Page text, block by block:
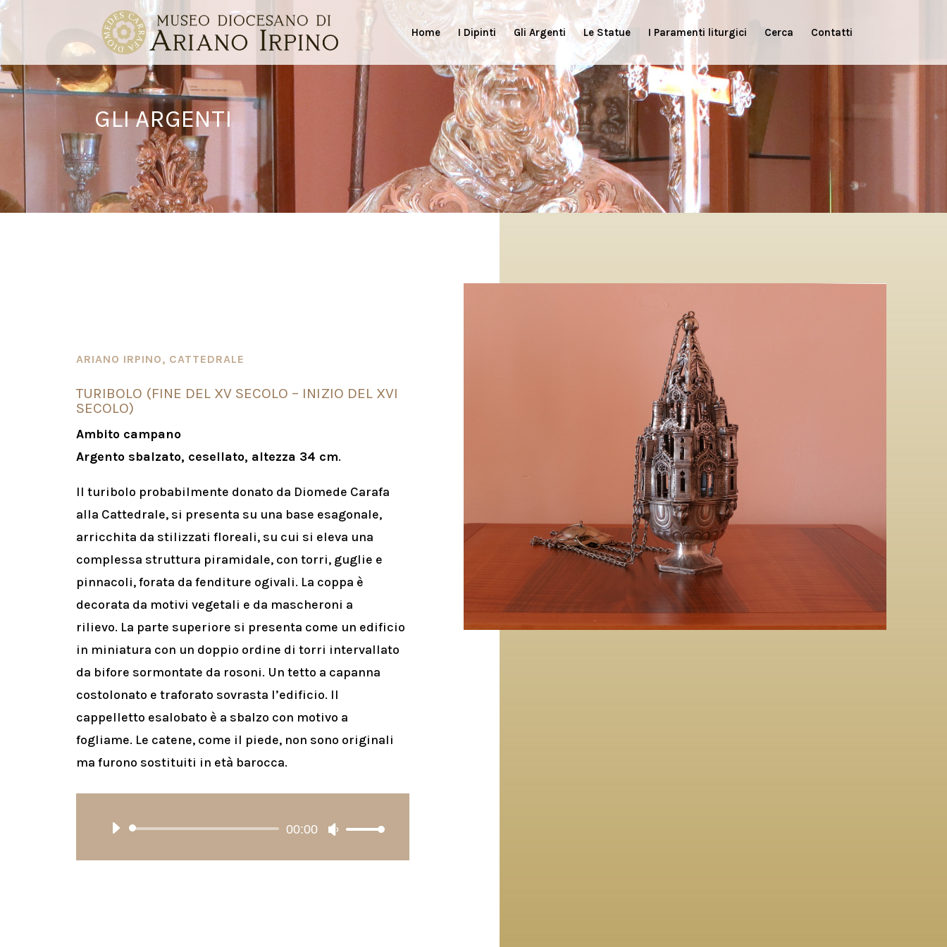
Home I Dipinti Gli Argenti Le Statue I Paramenti liturgici Cerca Contatti
GLI ARGENTI
ARIANO IRPINO, CATTEDRALE
TURIBOLO (FINE DEL XV SECOLO – INIZIO DEL XVI
SECOLO)
Ambito campano
Argento sbalzato, cesellato, altezza 34 cm.
Il turibolo probabilmente donato da Diomede Carafa
alla Cattedrale, si presenta su una base esagonale,
arricchita da stilizzati floreali, su cui si eleva una
complessa struttura piramidale, con torri, guglie e
pinnacoli, forata da fenditure ogivali. La coppa è
decorata da motivi vegetali e da mascheroni a
rilievo. La parte superiore si presenta come un edificio
in miniatura con un doppio ordine di torri intervallato
da bifore sormontate da rosoni. Un tetto a capanna
costolonato e traforato sovrasta l’edificio. Il
cappelletto esalobato è a sbalzo con motivo a
fogliame. Le catene, come il piede, non sono originali
ma furono sostituiti in età barocca.
Audio
00:00
Usa
tasti